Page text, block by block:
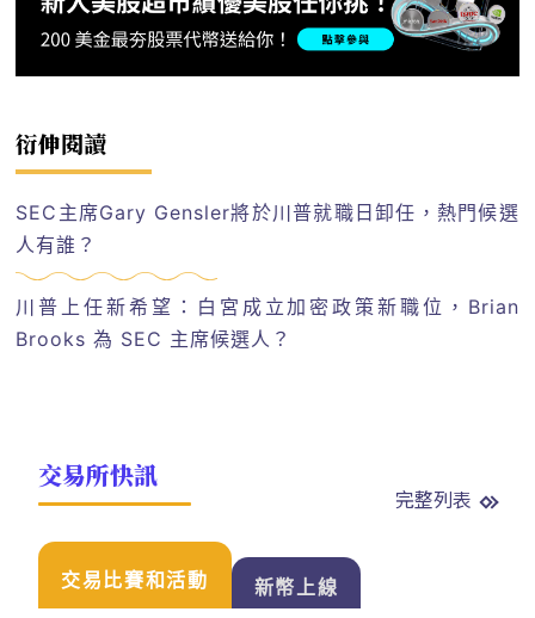
衍伸閱讀
SEC主席Gary Gensler將於川普就職日卸任，熱門候選
人有誰？
川普上任新希望：白宮成立加密政策新職位，Brian
Brooks 為 SEC 主席候選人？
交易所快訊
完整列表
交易比賽和活動 新幣上線